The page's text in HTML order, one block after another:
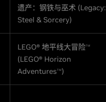
遗产：钢铁与巫术 (Legacy:
Steel & Sorcery)
LEGO® 地平线大冒险TM
(LEGO® Horizon
AdventuresTM)